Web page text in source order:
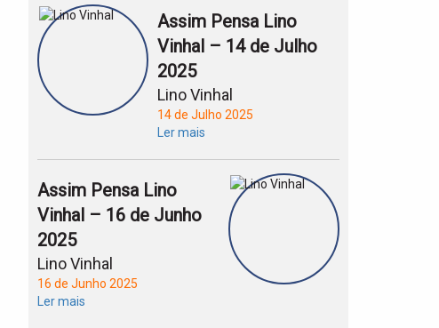
Assim Pensa Lino
Vinhal – 14 de Julho
2025
Lino Vinhal
14 de Julho 2025
Ler mais
Assim Pensa Lino
Vinhal – 16 de Junho
2025
Lino Vinhal
16 de Junho 2025
Ler mais